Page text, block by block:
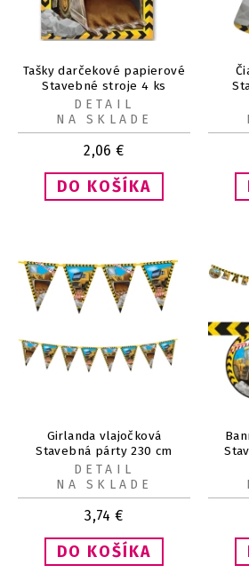
Tašky darčekové papierové
Stavebné stroje 4 ks
2,06 €
DETAIL
NA SKLADE
Girlanda vlajočková
Stavebná párty 230 cm
3,74 €
DETAIL
NA SKLADE